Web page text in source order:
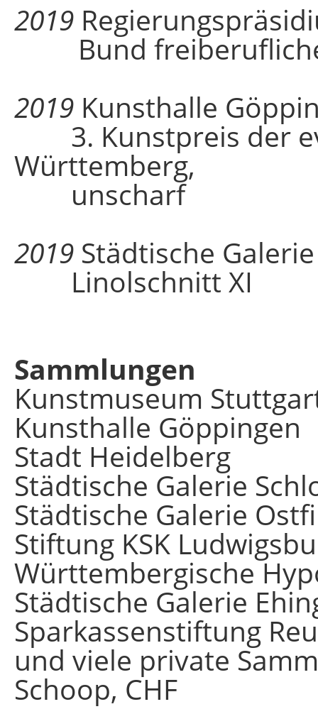
2019
Bund
2019Kunsthalle
3. Kunstpreis der
Württemberg,
unscharf
2019Städtische
Linolschnitt XI
Sammlungen
Kunstmuseum
Kunsthalle Göppingen
Stadt Heidelberg
Städtische Galerie
Städtische Galerie
Stiftung KSK
Württembergische
Städtische Galerie
Sparkassenstiftung
und viele private
Schoop, CHF